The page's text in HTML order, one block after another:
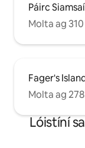
Páirc
Molta ag
Fager's
Molta ag
Lóistíní